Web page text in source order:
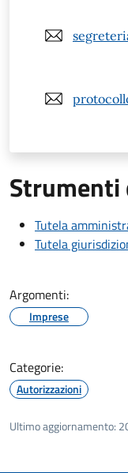
Tutela
Tutela
Argomenti:
Imprese
Categorie:
Autorizzazioni
Ultimo aggiornamento: